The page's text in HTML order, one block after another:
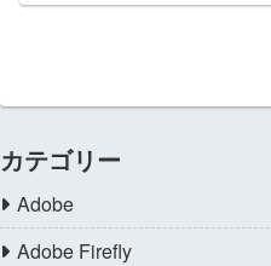
カテゴリー
Adobe
Adobe Firefly